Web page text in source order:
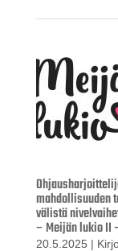
mahdollisuuden
välistä
– Meijän lukio II
20.5.2025 |